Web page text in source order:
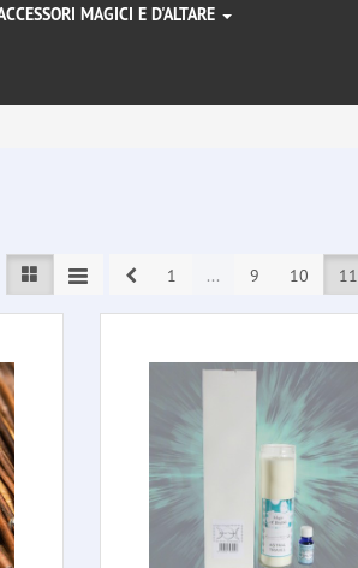
MAGICI E D'ALTARE
1 ... 9 10 11